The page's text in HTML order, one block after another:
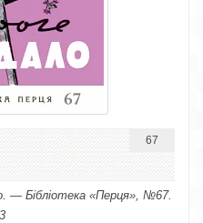
67
— Бібліотека «Перця», №67.